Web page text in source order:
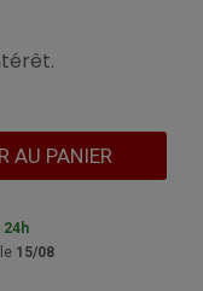
AU PANIER
24h
15/08